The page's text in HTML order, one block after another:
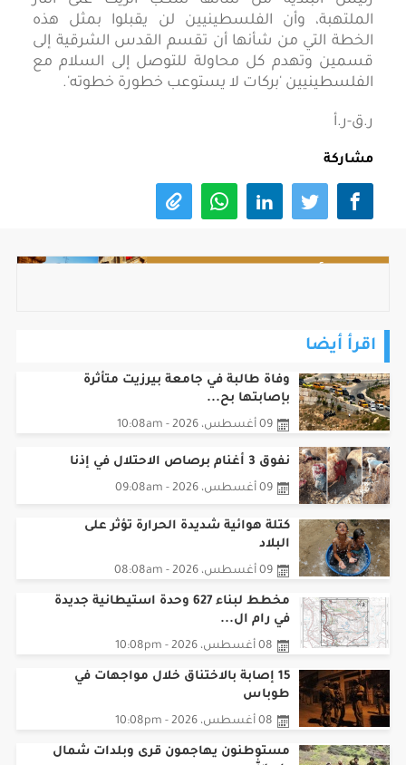
الملتهبة، وأن الفلسطينيين لن يقبلوا بمثل هذه
الخطة التي من شأنها أن تقسم القدس الشرقية إلى
قسمين وتهدم كل محاولة للتوصل إلى السلام مع
الفلسطينيين 'بركات لا يستوعب خطورة خطوته'.
ر.ق-ر.أ
مشاركة
اقرأ أيضا
وفاة طالبة في جامعة بيرزيت متأثرة
بإصابتها بح...
09 أغسطس، 2026 - 10:08am
نفوق 3 أغنام برصاص الاحتلال في إذنا
09 أغسطس، 2026 - 09:08am
كتلة هوائية شديدة الحرارة تؤثر على
البلاد
09 أغسطس، 2026 - 08:08am
مخطط لبناء 627 وحدة استيطانية جديدة
في رام ال...
08 أغسطس، 2026 - 10:08pm
15 إصابة بالاختناق خلال مواجهات في
طوباس
08 أغسطس، 2026 - 10:08pm
مستوطنون يهاجمون قرى وبلدات شمال